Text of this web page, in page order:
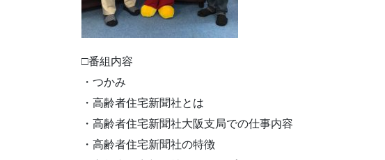
□番組内容
・つかみ
・高齢者住宅新聞社とは
・高齢者住宅新聞社大阪支局での仕事内容
・高齢者住宅新聞社の特徴